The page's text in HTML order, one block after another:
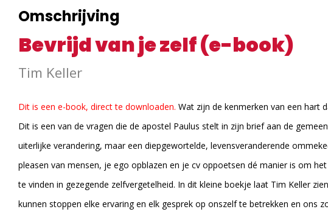
Omschrijving
Bevrijd van je zelf (e-book)
Tim Keller
Dit is een e-book, direct te downloaden. Wat zijn de kenmerken van een hart
Dit is een van de vragen die de apostel Paulus stelt in zijn brief aan de
uiterlijke verandering, maar een diepgewortelde, levensveranderende
pleasen van mensen, je ego opblazen en je cv oppoetsen dé manier is om
te vinden in gezegende zelfvergetelheid. In dit kleine boekje laat Tim Keller
kunnen stoppen elke ervaring en elk gesprek op onszelf te betrekken en ons